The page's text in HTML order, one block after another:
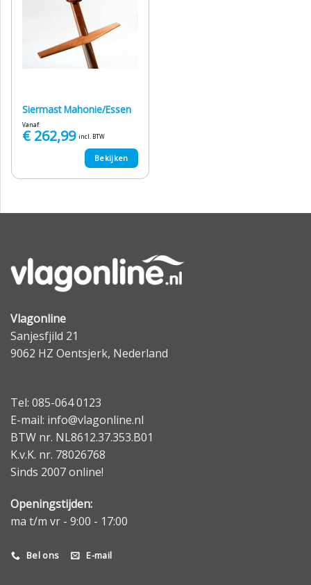
Siermast Mahonie/Essen
Vanaf:
€262,99 incl. BTW
Bekijken
Vlagonline
Sanjesfjild 21
9062 HZ Oentsjerk, Nederland
Tel: 085-064 0123
E-mail: info@vlagonline.nl
BTW nr. NL8612.37.353.B01
K.v.K. nr. 78026768
Sinds 2007 online!
Openingstijden:
ma t/m vr - 9:00 - 17:00
Bel ons E-mail